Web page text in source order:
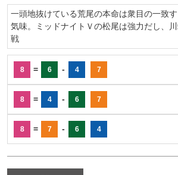
一頭地抜けている荒尾の本命は衆目の一致
気味。ミッドナイトＶの松尾は強力だし、
戦
8 = 6 - 4 7
8 = 4 - 6 7
8 = 7 - 6 4